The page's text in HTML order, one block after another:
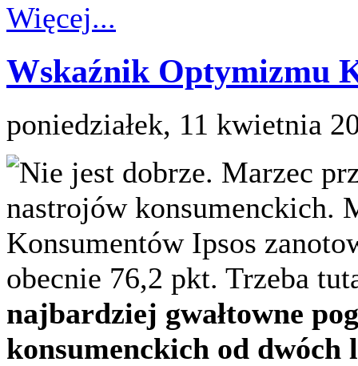
Więcej...
Wskaźnik Optymizmu
poniedziałek, 11 kwietnia
Nie jest dobrze. Marzec
nastrojów konsumenckich.
Konsumentów Ipsos
obecnie 76,2 pkt. Trzeba
najbardziej gwałtowne
konsumenckich od dwóch